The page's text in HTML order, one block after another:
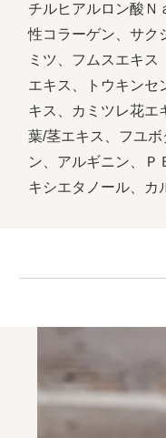
チルヒアルロン酸Ｎ
性コラーゲン、サク
ミツ、フムスエキ
エキス、トウキンセ
キス、カミツレ花エ
葉/茎エキス、フユ
ン、アルギニン、Ｐ
キシエタノール、カ